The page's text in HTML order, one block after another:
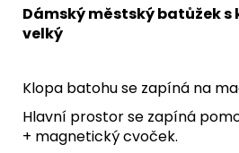
Dámský městský batůžek s
velký
Klopa batohu se zapíná na
Hlavní prostor se zapíná
+ magnetický cvoček.